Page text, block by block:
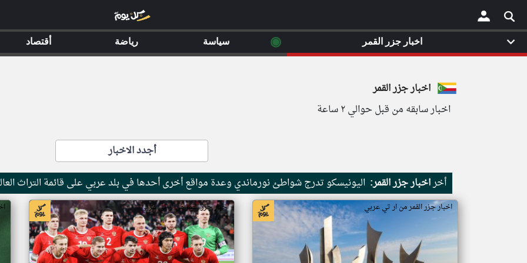
×
اخبار جزر القمر
اخبار سابقه من قبل حوالي ٢ ساعة
أجدد الاخبار
أخراخبار جزر القمر: اليونيسكو تدرج شواطئ نورماندي وعدة مواقع أخرى أحدها في بلد عربي على قائمة التراث
اخبار جزر القمر من ار تي عربي اخبار جزر القمر من ار تي عربي
اخبار جزر القمر ◉ سياسة رياضة أقتصاد